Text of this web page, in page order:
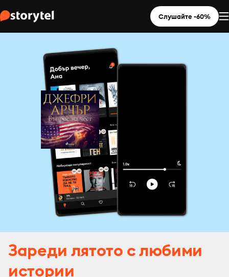
Слушайте -60%
Зареди лятото с любими
истории